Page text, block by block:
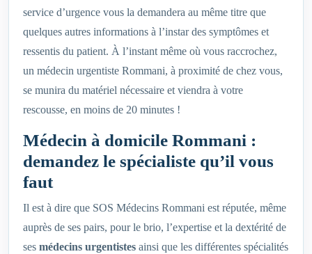
service d’urgence vous la demandera au même titre que
quelques autres informations à l’instar des symptômes et
ressentis du patient. À l’instant même où vous raccrochez,
un médecin urgentiste Rommani, à proximité de chez vous,
se munira du matériel nécessaire et viendra à votre
rescousse, en moins de 20 minutes !
Médecin à domicile Rommani :
demandez le spécialiste qu’il vous
faut
Il est à dire que SOS Médecins Rommani est réputée, même
auprès de ses pairs, pour le brio, l’expertise et la dextérité de
ses médecins urgentistes ainsi que les différentes spécialités